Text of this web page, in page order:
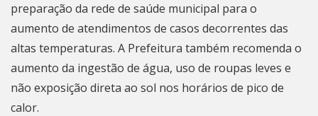
preparação da rede de saúde municipal para o
aumento de atendimentos de casos decorrentes das
altas temperaturas. A Prefeitura também recomenda o
aumento da ingestão de água, uso de roupas leves e
não exposição direta ao sol nos horários de pico de
calor.